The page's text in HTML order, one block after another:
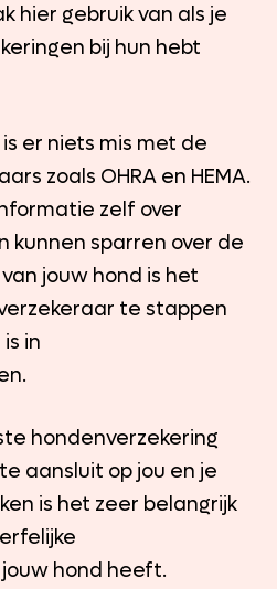
hier gebruik van als je
bij hun hebt
er niets mis met de
zoals OHRA en HEMA.
zelf over
kunnen sparren over de
jouw hond is het
te stappen
in
hondenverzekering
aansluit op jou en je
is het zeer belangrijk
jouw hond heeft.